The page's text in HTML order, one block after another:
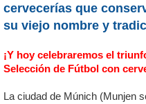
cervecerías que
su viejo nombre y
¡Y hoy celebraremos el
Selección de Fútbol con
La ciudad de Múnich (Munjen